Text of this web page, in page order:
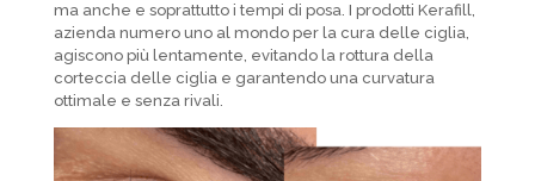
ma anche e soprattutto i tempi di posa. I prodotti Kerafill,
azienda numero uno al mondo per la cura delle ciglia,
agiscono più lentamente, evitando la rottura della
corteccia delle ciglia e garantendo una curvatura
ottimale e senza rivali.